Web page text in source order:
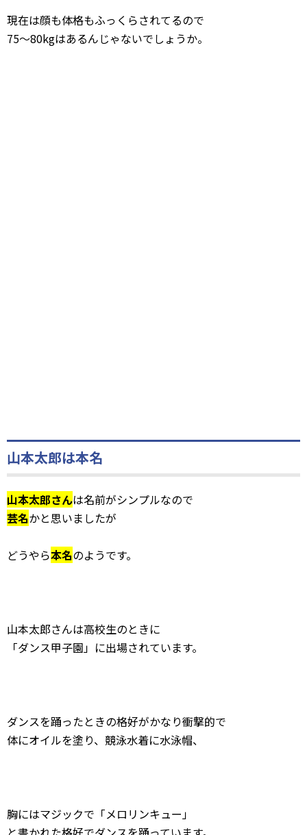
現在は顔も体格もふっくらされてるので
75〜80kgはあるんじゃないでしょうか。
山本太郎は本名
山本太郎さんは名前がシンプルなので
芸名かと思いましたが
どうやら本名のようです。
山本太郎さんは高校生のときに
「ダンス甲子園」に出場されています。
ダンスを踊ったときの格好がかなり衝撃的で
体にオイルを塗り、競泳水着に水泳帽、
胸にはマジックで「メロリンキュー」